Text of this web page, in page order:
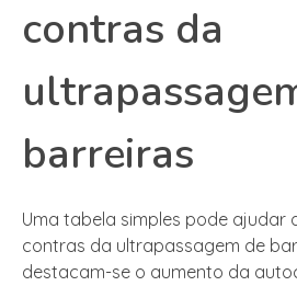
contras da
barreiras
Uma tabela simples pode ajudar
contras da ultrapassagem de
destacam-se o aumento da